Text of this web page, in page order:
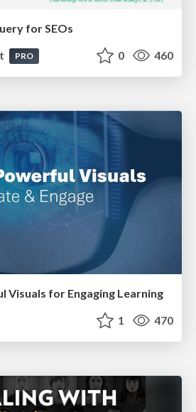
for SEOs
PRO 0 460
Visuals for Engaging Learning
1 470